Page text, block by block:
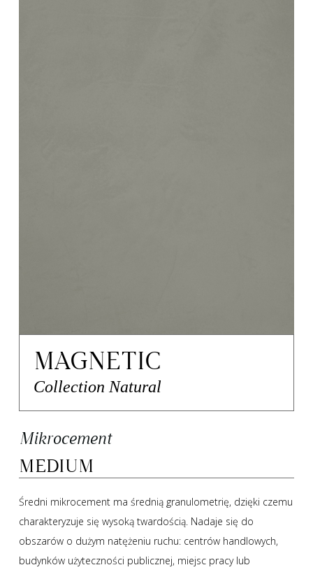
MAGNETIC
Collection Natural
Mikrocement
MEDIUM
Średni mikrocement ma średnią granulometrię, dzięki czemu
charakteryzuje się wysoką twardością. Nadaje się do
obszarów o dużym natężeniu ruchu: centrów handlowych,
budynków użyteczności publicznej, miejsc pracy lub